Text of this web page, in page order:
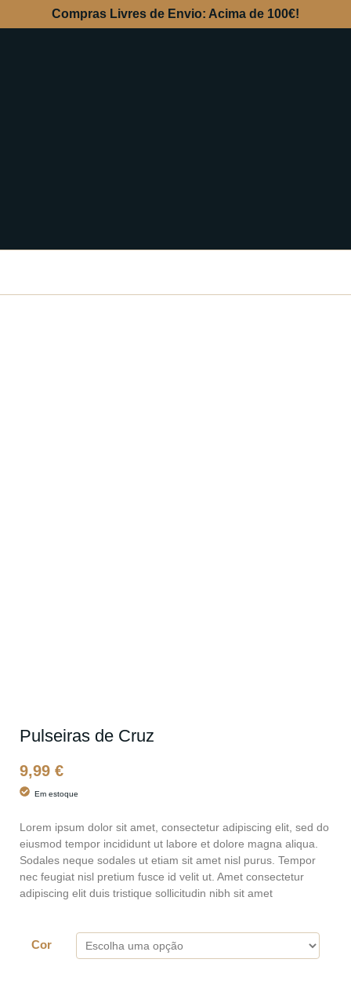
Compras Livres de Envio: Acima de 100€!
Pulseiras de Cruz
9,99 €
Em estoque
Lorem ipsum dolor sit amet, consectetur adipiscing elit, sed do
eiusmod tempor incididunt ut labore et dolore magna aliqua.
Sodales neque sodales ut etiam sit amet nisl purus. Tempor
nec feugiat nisl pretium fusce id velit ut. Amet consectetur
adipiscing elit duis tristique sollicitudin nibh sit amet
Cor